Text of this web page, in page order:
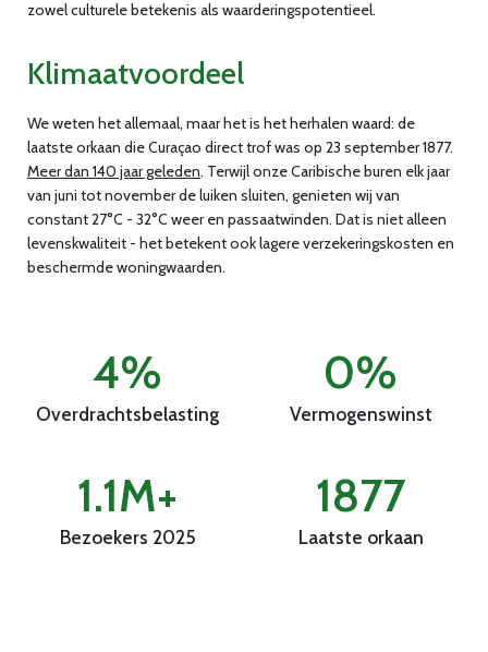
zowel culturele betekenis als waarderingspotentieel.
Klimaatvoordeel
We weten het allemaal, maar het is het herhalen waard: de
laatste orkaan die Curaçao direct trof was op 23 september 1877.
Meer dan 140 jaar geleden. Terwijl onze Caribische buren elk jaar
van juni tot november de luiken sluiten, genieten wij van
constant 27°C - 32°C weer en passaatwinden. Dat is niet alleen
levenskwaliteit - het betekent ook lagere verzekeringskosten en
beschermde woningwaarden.
4%
Overdrachtsbelasting
0%
Vermogenswinst
1.1M+
Bezoekers 2025
1877
Laatste orkaan